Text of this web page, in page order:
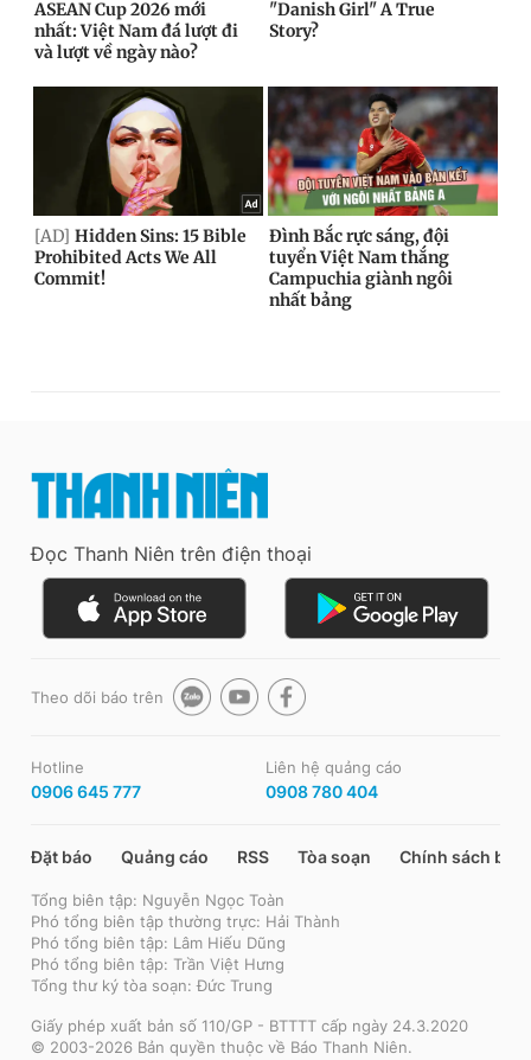
Đọc Thanh Niên trên điện thoại
Theo dõi báo trên
Hotline
0906 645 777
Liên hệ quảng cáo
0908 780 404
Đặt báo Quảng cáo RSS Tòa soạn Chính sách bảo
Tổng biên tập: Nguyễn Ngọc Toàn
Phó tổng biên tập thường trực: Hải Thành
Phó tổng biên tập: Lâm Hiếu Dũng
Phó tổng biên tập: Trần Việt Hưng
Tổng thư ký tòa soạn: Đức Trung
Giấy phép xuất bản số 110/GP - BTTTT cấp ngày 24.3.2020
© 2003-2026 Bản quyền thuộc về Báo Thanh Niên.